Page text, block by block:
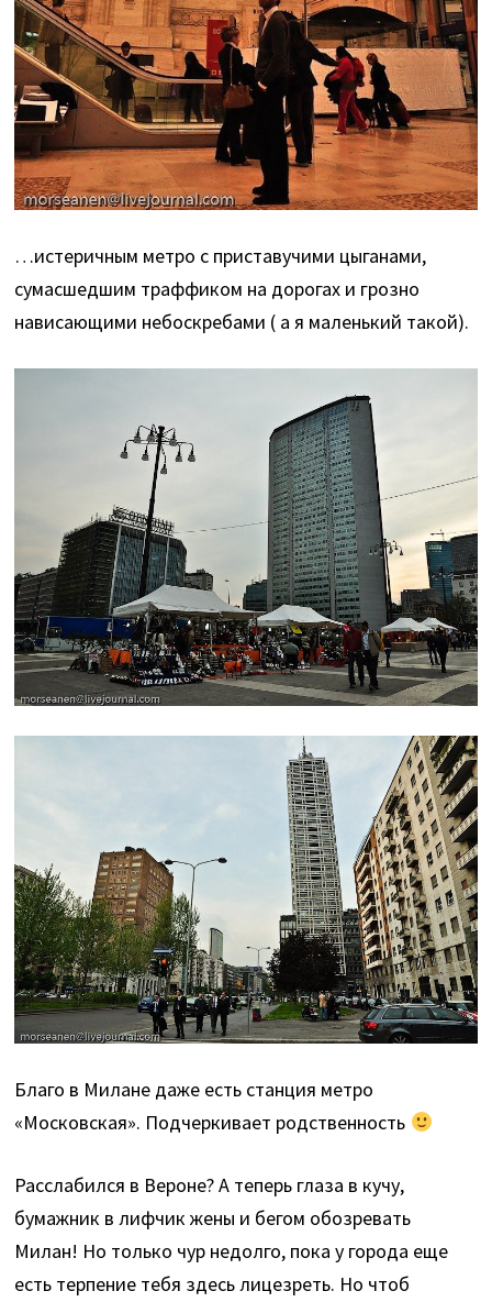
…истеричным метро с приставучими цыганами,
сумасшедшим траффиком на дорогах и грозно
нависающими небоскребами ( а я маленький такой).
Благо в Милане даже есть станция метро
«Московская». Подчеркивает родственность
Расслабился в Вероне? А теперь глаза в кучу,
бумажник в лифчик жены и бегом обозревать
Милан! Но только чур недолго, пока у города еще
есть терпение тебя здесь лицезреть. Но чтоб